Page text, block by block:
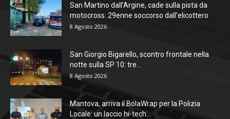
San Martino dall’Argine, cade sulla pista da
motocross: 29enne soccorso dall’elicottero
8 Agosto 2026
San Giorgio Bigarello, scontro frontale nella
notte sulla SP 10: tre...
8 Agosto 2026
Mantova, arriva il BolaWrap per la Polizia
Locale: un laccio hi-tech...